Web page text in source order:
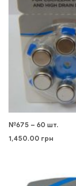
№675 – 60 шт.
1,450.00 грн